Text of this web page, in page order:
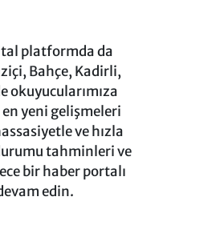
platformda da
Bahçe, Kadirli,
okuyucularımıza
yeni gelişmeleri
ve hızla
tahminleri ve
bir haber portalı
edin.